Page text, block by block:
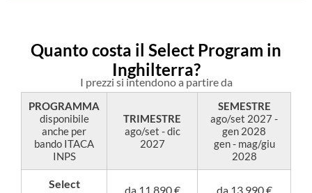
Quanto costa il Select Program in
Inghilterra?
I prezzi si intendono a partire da
PROGRAMMA
disponibile
anche per
bando ITACA
INPS
TRIMESTRE
ago/set - dic
2027
SEMESTRE
ago/set 2027 -
gen 2028
gen - mag/giu
2028
Select
da 11.890 € da 13.990 €